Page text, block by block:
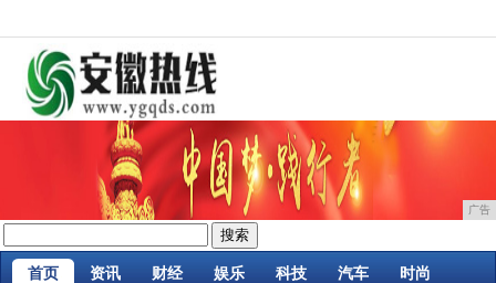
广告
首页 资讯 财经 娱乐 科技 汽车 时尚